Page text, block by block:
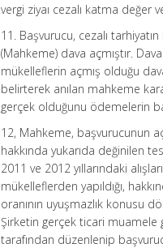
vergi ziyaı cezalı katma değer
11. Başvurucu, cezalı
(Mahkeme) dava açmıştır.
mükelleflerin açmış olduğu
belirterek anılan mahkeme
gerçek olduğunu ödemelerin
12, Mahkeme, başvurucunun
hakkında yukarıda değinilen
2011 ve 2012 yıllarındaki
mükelleflerden yapıldığı,
oranının uyuşmazlık konusu
Şirketin gerçek ticari muamele
tarafından düzenlenip